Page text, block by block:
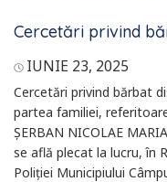
Cercetări privind
IUNIE 23, 2025
Cercetări privind bărbat
partea familiei,
ȘERBAN NICOLAE
se află plecat la lucru, în
Poliției Municipiului